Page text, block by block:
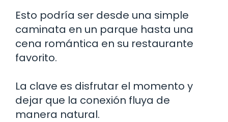
Esto podría ser desde una simple
caminata en un parque hasta una
cena romántica en su restaurante
favorito.
La clave es disfrutar el momento y
dejar que la conexión fluya de
manera natural.